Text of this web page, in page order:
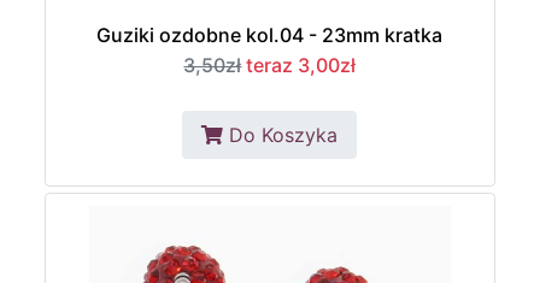
Guziki ozdobne kol.04 - 23mm kratka
3,50zł teraz 3,00zł
Do Koszyka